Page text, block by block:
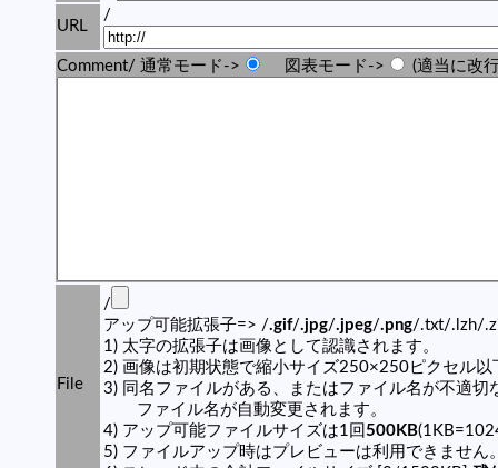
URL
/
Comment/ 通常モード-> 図表モード-> (適当に改
File
/
アップ可能拡張子=> /.gif/.jpg/.jpeg/.png/.txt/.lzh/
1) 太字の拡張子は画像として認識されます。
2) 画像は初期状態で縮小サイズ250×250ピクセル以
3) 同名ファイルがある、またはファイル名が不適切
ファイル名が自動変更されます。
4) アップ可能ファイルサイズは1回 500KB
5) ファイルアップ時はプレビューは利用できません